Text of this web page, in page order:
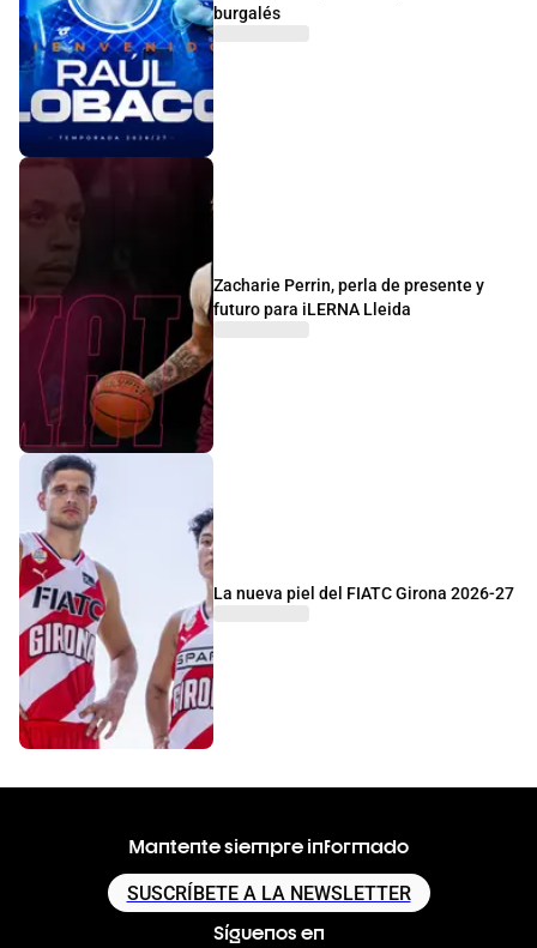
burgalés
Zacharie Perrin, perla de presente y
futuro para iLERNA Lleida
La nueva piel del FIATC Girona 2026-27
Mantente siempre informado
SUSCRÍBETE A LA NEWSLETTER
Síguenos en